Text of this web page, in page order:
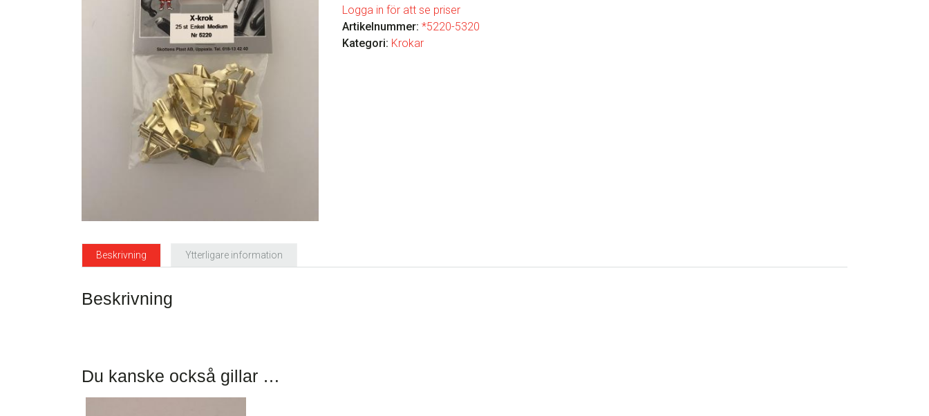
Logga in för att se priser
Artikelnummer: *5220-5320
Kategori: Krokar
Beskrivning Ytterligare information
Beskrivning
Du kanske också gillar …